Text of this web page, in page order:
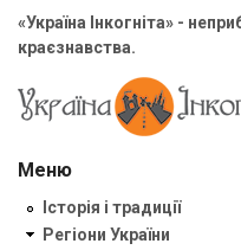
«Україна Інкогніта» -
краєзнавства.
Меню
Історія і традиції
Регіони України